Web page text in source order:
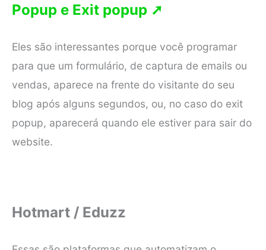
Popup e Exit popup ➚
Eles são interessantes porque você programar
para que um formulário, de captura de emails ou
vendas, aparece na frente do visitante do seu
blog após alguns segundos, ou, no caso do exit
popup, aparecerá quando ele estiver para sair do
website.
Hotmart / Eduzz